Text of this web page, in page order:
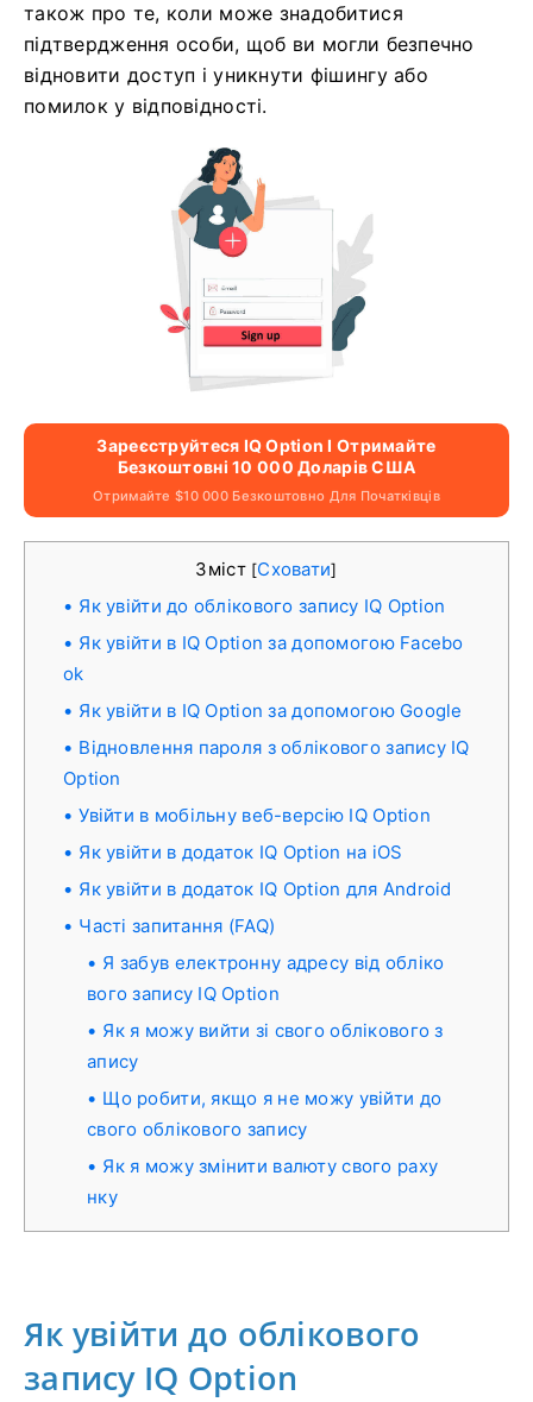
також про те, коли може знадобитися
підтвердження особи, щоб ви могли безпечно
відновити доступ і уникнути фішингу або
помилок у відповідності.
Зареєструйтеся IQ Option І Отримайте
Безкоштовні 10 000 Доларів США
Отримайте $10 000 Безкоштовно Для Початківців
Зміст [Сховати]
Як увійти до облікового запису IQ Option
Як увійти в IQ Option за допомогою Facebo
ok
Як увійти в IQ Option за допомогою Google
Відновлення пароля з облікового запису IQ
Option
Увійти в мобільну веб-версію IQ Option
Як увійти в додаток IQ Option на iOS
Як увійти в додаток IQ Option для Android
Часті запитання (FAQ)
Я забув електронну адресу від обліко
вого запису IQ Option
Як я можу вийти зі свого облікового з
апису
Що робити, якщо я не можу увійти до
свого облікового запису
Як я можу змінити валюту свого раху
нку
Як увійти до облікового
запису IQ Option